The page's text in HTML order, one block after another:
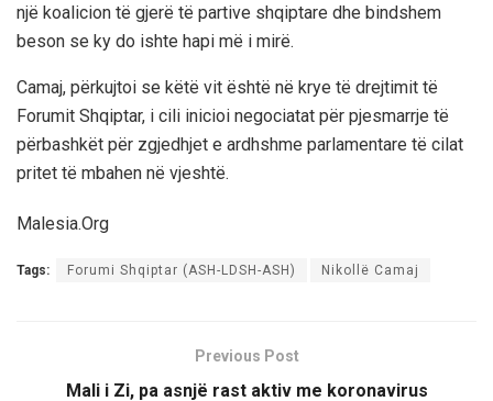
një koalicion të gjerë të partive shqiptare dhe bindshem
beson se ky do ishte hapi më i mirë.
Camaj, përkujtoi se këtë vit është në krye të drejtimit të
Forumit Shqiptar, i cili inicioi negociatat për pjesmarrje të
përbashkët për zgjedhjet e ardhshme parlamentare të cilat
pritet të mbahen në vjeshtë.
Malesia.Org
Tags: Forumi Shqiptar (ASH-LDSH-ASH) Nikollë Camaj
Previous Post
Mali i Zi, pa asnjë rast aktiv me koronavirus